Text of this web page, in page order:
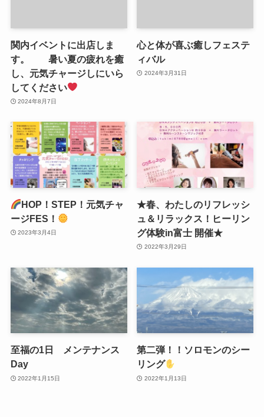
関内イベントに出店しま
す。 暑い夏の疲れを癒
し、元気チャージしにいら
してください
2024年8月7日
心と体が喜ぶ癒しフェステ
ィバル
2024年3月31日
HOP！STEP！元気チャ
ージFES！
2023年3月4日
★春、わたしのリフレッシ
ュ＆リラックス！ヒーリン
グ体験in富士 開催★
2022年3月29日
至福の1日 メンテナンス
Day
2022年1月15日
第二弾！！ソロモンのシー
リング
2022年1月13日